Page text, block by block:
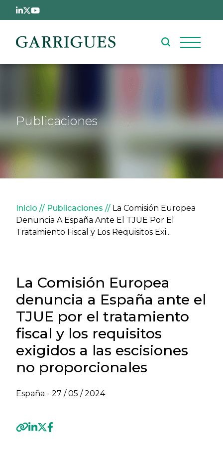
Pasar al contenido principal
Publicaciones
Sobrescribir enlaces de
Inicio Publicaciones
La Comisión Europea
Denuncia A España Ante El TJUE Por El
Tratamiento Fiscal y Los Requisitos Exi...
La Comisión Europea
denuncia a España ante el
TJUE por el tratamiento
fiscal y los requisitos
exigidos a las escisiones
no proporcionales
España - 27 / 05 / 2024